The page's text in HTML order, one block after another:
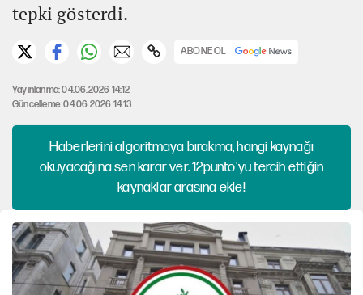
tepki gösterdi.
ABONE OL
Yayınlanma: 04.06.2026 14:12
Güncelleme: 04.06.2026 14:13
Haberlerini algoritmaya bırakma, hangi kaynağı
okuyacağına sen karar ver. 12punto'yu tercih ettiğin
kaynaklar arasına ekle!